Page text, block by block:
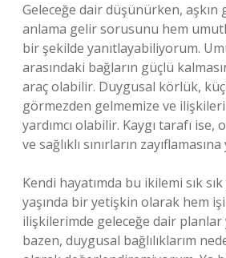
Geleceğe dair düşünürken, aşkın
anlama gelir sorusunu hem
bir şekilde yanıtlayabiliyorum.
arasındaki bağların güçlü
araç olabilir. Duygusal körlük,
görmezden gelmemize ve
yardımcı olabilir. Kaygı tarafı
ve sağlıklı sınırların
Kendi hayatımda bu ikilemi sık
yaşında bir yetişkin olarak hem
ilişkilerimde geleceğe dair planlar
bazen, duygusal bağlılıklarım